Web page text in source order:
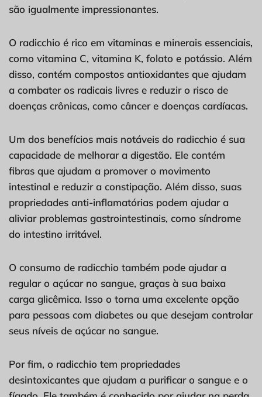
são igualmente impressionantes.
O radicchio é rico em vitaminas e minerais essenciais,
como vitamina C, vitamina K, folato e potássio. Além
disso, contém compostos antioxidantes que ajudam
a combater os radicais livres e reduzir o risco de
doenças crônicas, como câncer e doenças cardíacas.
Um dos benefícios mais notáveis do radicchio é sua
capacidade de melhorar a digestão. Ele contém
fibras que ajudam a promover o movimento
intestinal e reduzir a constipação. Além disso, suas
propriedades anti-inflamatórias podem ajudar a
aliviar problemas gastrointestinais, como síndrome
do intestino irritável.
O consumo de radicchio também pode ajudar a
regular o açúcar no sangue, graças à sua baixa
carga glicêmica. Isso o torna uma excelente opção
para pessoas com diabetes ou que desejam controlar
seus níveis de açúcar no sangue.
Por fim, o radicchio tem propriedades
desintoxicantes que ajudam a purificar o sangue e o